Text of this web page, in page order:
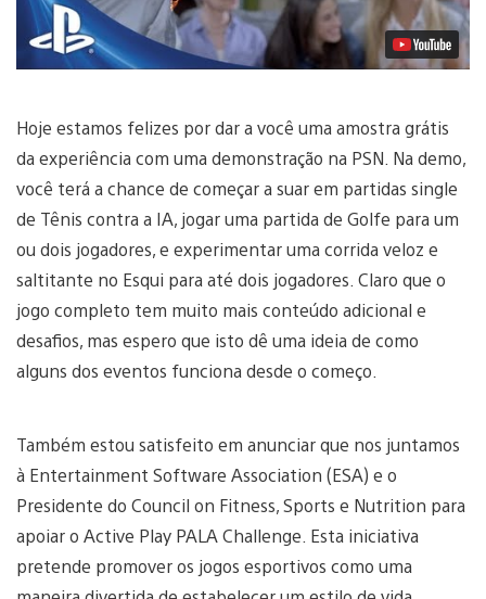
Hoje estamos felizes por dar a você uma amostra grátis
da experiência com uma demonstração na PSN. Na demo,
você terá a chance de começar a suar em partidas single
de Tênis contra a IA, jogar uma partida de Golfe para um
ou dois jogadores, e experimentar uma corrida veloz e
saltitante no Esqui para até dois jogadores. Claro que o
jogo completo tem muito mais conteúdo adicional e
desafios, mas espero que isto dê uma ideia de como
alguns dos eventos funciona desde o começo.
Também estou satisfeito em anunciar que nos juntamos
à Entertainment Software Association (ESA) e o
Presidente do Council on Fitness, Sports e Nutrition para
apoiar o Active Play PALA Challenge. Esta iniciativa
pretende promover os jogos esportivos como uma